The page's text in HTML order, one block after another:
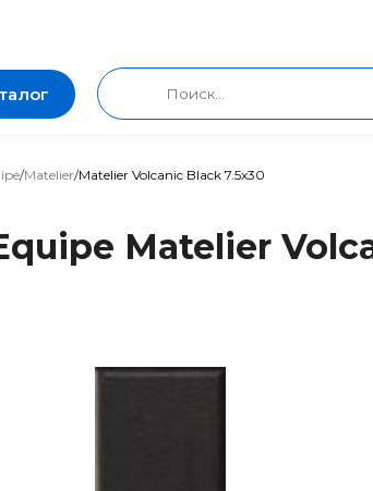
/Matelier/Matelier Volcanic Black 7.5x30
Matelier